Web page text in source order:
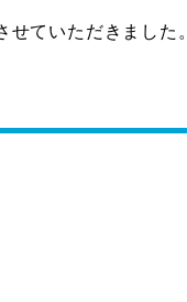
ていただきました。